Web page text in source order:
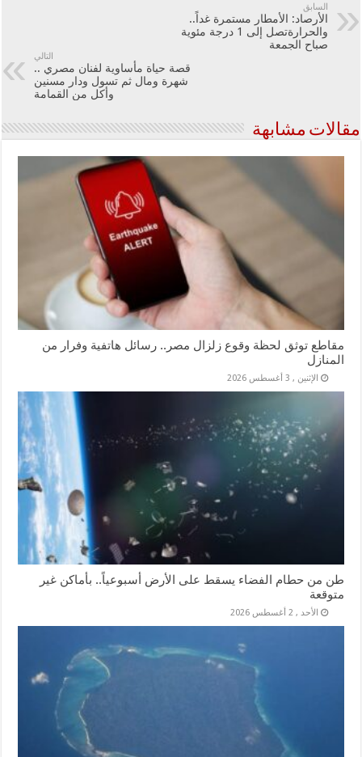
السابق
الأرصاد: الأمطار مستمرة غداً..
والحرارةتصل إلى 1 درجة مئوية
صباح الجمعة
التالي
قصة حياة مأساوية لفنان مصري ..
شهرة ومال ثم تسول ودار مسنين
وأكل من القمامة
مقالات مشابهة
مقاطع توثق لحظة وقوع زلزال مصر.. رسائل هاتفية وفرار من
المنازل
الإثنين , 3 أغسطس 2026
طن من حطام الفضاء يسقط على الأرض أسبوعياً.. بأماكن غير
متوقعة
الأحد , 2 أغسطس 2026